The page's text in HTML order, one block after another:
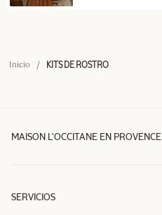
Inicio / KITS DE ROSTRO
MAISON L'OCCITANE EN PROVENCE
SERVICIOS